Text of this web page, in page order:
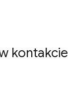
kontakcie